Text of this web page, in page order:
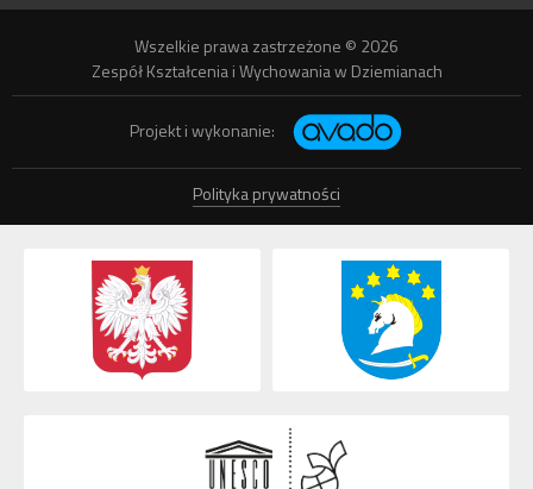
Wszelkie prawa zastrzeżone © 2026
Zespół Kształcenia i Wychowania w Dziemianach
Projekt i wykonanie:
Polityka prywatności